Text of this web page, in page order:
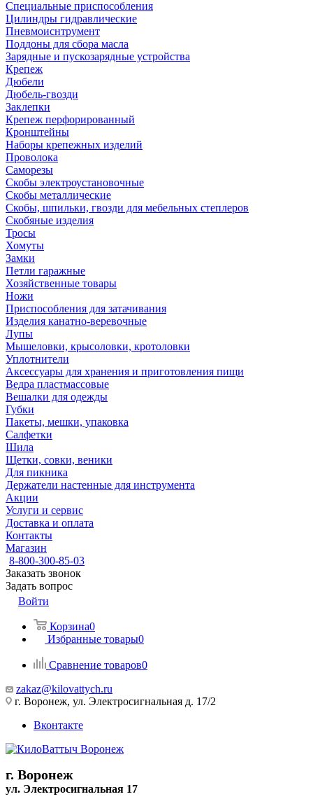
Специальные приспособления
Цилиндры гидравлические
Пневмоиснтрумент
Поддоны для сбора масла
Зарядные и пускозарядные устройства
Крепеж
Дюбели
Дюбель-гвозди
Заклепки
Крепеж перфорированный
Кронштейны
Наборы крепежных изделий
Проволока
Саморезы
Скобы электроустановочные
Скобы металлические
Скобы, шпильки, гвозди для мебельных степлеров
Скобяные изделия
Тросы
Хомуты
Замки
Петли гаражные
Хозяйственные товары
Ножи
Приспособления для затачивания
Изделия канатно-веревочные
Лупы
Мышеловки, крысоловки, кротоловки
Уплотнители
Аксессуары для хранения и приготовления пищи
Ведра пластмассовые
Вешалки для одежды
Губки
Пакеты, мешки, упаковка
Салфетки
Шила
Щетки, совки, веники
Для пикника
Держатели настенные для инструмента
Акции
Услуги и сервис
Доставка и оплата
Контакты
Магазин
8-800-300-85-03
Заказать звонок
Задать вопрос
Войти
Корзина0
Избранные товары0
Сравнение товаров0
zakaz@kilovattych.ru
г. Воронеж, ул. Электросигнальная д. 17/2
Вконтакте
г. Воронеж
ул. Электросигнальная 17